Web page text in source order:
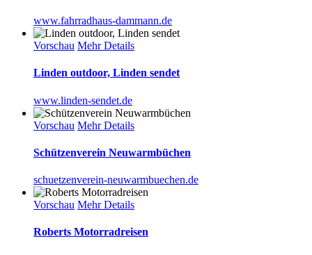
www.fahrradhaus-dammann.de
Vorschau Mehr Details
Linden outdoor, Linden sendet
www.linden-sendet.de
Vorschau Mehr Details
Schützenverein Neuwarmbüchen
schuetzenverein-neuwarmbuechen.de
Vorschau Mehr Details
Roberts Motorradreisen